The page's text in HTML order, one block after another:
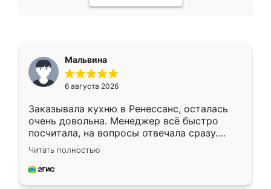
Мальвина
6 августа 2026
Заказывала кухню в Ренессанс, осталась
очень довольна. Менеджер всё быстро
посчитала, на вопросы отвечала сразу.
Замерщик приехал в субботу, подошёл к
делу со всей ответственностью. Собрали
за день, ребята работали аккуратно, даже
Читать полностью